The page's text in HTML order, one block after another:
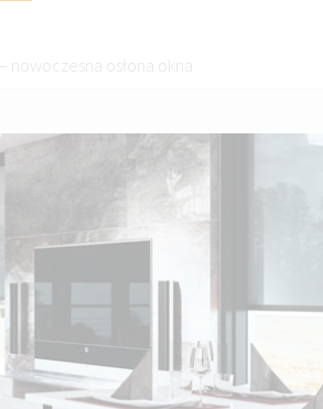
nowoczesna osłona okna